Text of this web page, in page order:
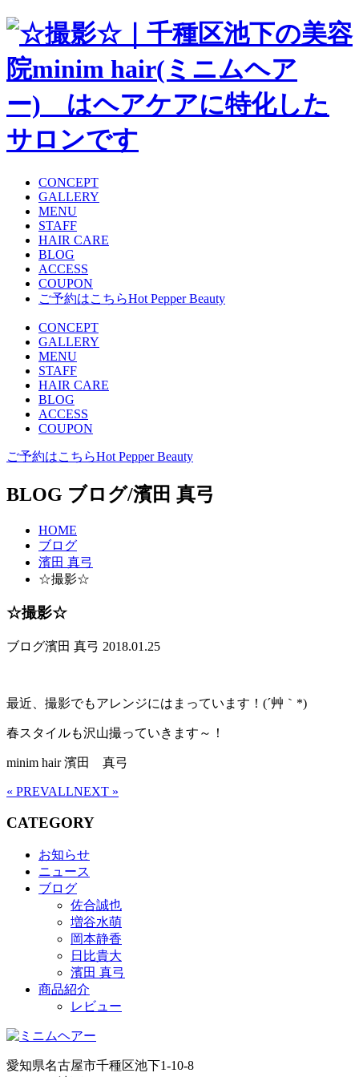
CONCEPT
GALLERY
MENU
STAFF
HAIR CARE
BLOG
ACCESS
COUPON
ご予約はこちらHot Pepper Beauty
CONCEPT
GALLERY
MENU
STAFF
HAIR CARE
BLOG
ACCESS
COUPON
ご予約はこちらHot Pepper Beauty
BLOG ブログ/濱田 真弓
HOME
ブログ
濱田 真弓
☆撮影☆
☆撮影☆
ブログ濱田 真弓 2018.01.25
最近、撮影でもアレンジにはまっています！(´艸｀*)
春スタイルも沢山撮っていきます～！
minim hair 濱田 真弓
« PREVALLNEXT »
CATEGORY
お知らせ
ニュース
ブログ
佐合誠也
増谷水萌
岡本静香
日比貴大
濱田 真弓
商品紹介
レビュー
愛知県名古屋市千種区池下1-10-8